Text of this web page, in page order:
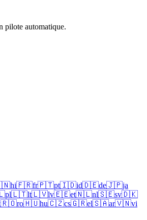
pilote automatique.
hi🇫🇷fr🇵🇹pt🇮🇩id🇩🇪de🇯🇵ja
pl🇱🇹lt🇱🇻lv🇪🇪et🇳🇱nl🇸🇪sv🇩🇰
🇷🇴ro🇭🇺hu🇨🇿cs🇬🇷el🇸🇦ar🇻🇳vi